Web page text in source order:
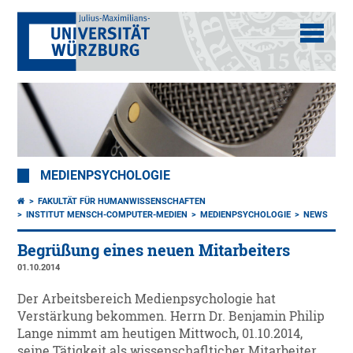
MEDIENPSYCHOLOGIE
FAKULTÄT FÜR HUMANWISSENSCHAFTEN
INSTITUT MENSCH-COMPUTER-MEDIEN
MEDIENPSYCHOLOGIE NEWS
Begrüßung eines neuen Mitarbeiters
01.10.2014
Der Arbeitsbereich Medienpsychologie hat
Verstärkung bekommen. Herrn Dr. Benjamin Philip
Lange nimmt am heutigen Mittwoch, 01.10.2014,